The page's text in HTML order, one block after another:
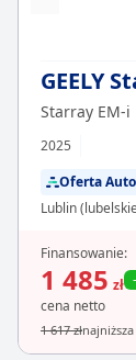
GEELY
Starray EM-i
2025
Oferta
Lublin
Finansowanie:
1 485 zł
cena netto
1 617 zł